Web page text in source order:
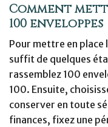
Comment
100 enveloppes
Pour mettre en place
suffit de quelques
rassemblez 100
100. Ensuite,
conserver en toute
finances, fixez une